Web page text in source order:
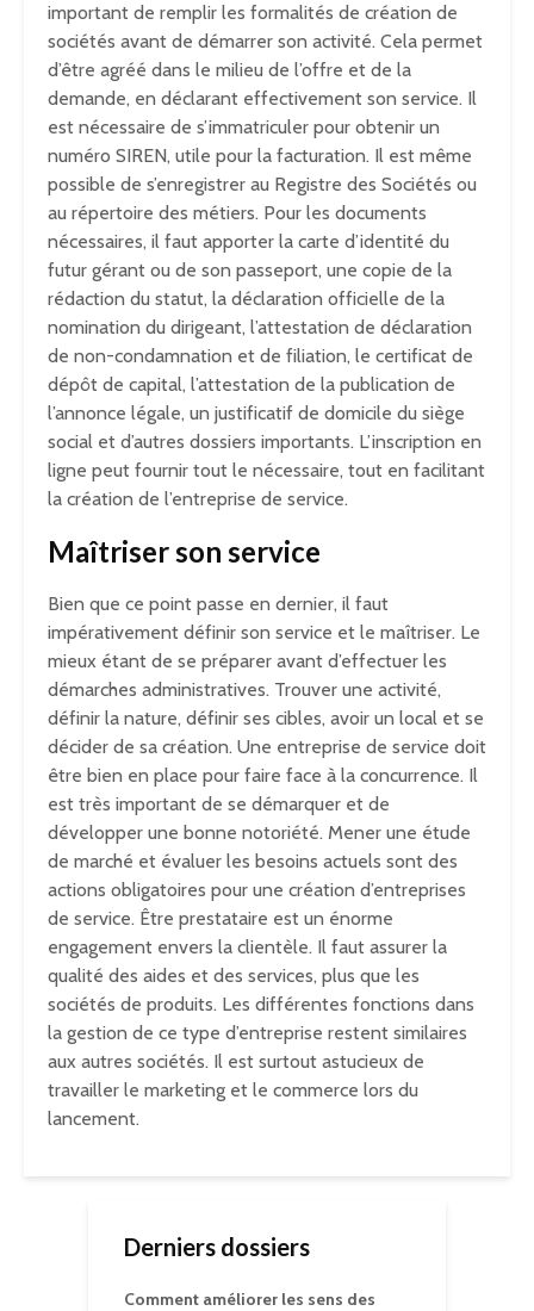
important de remplir les formalités de création de
sociétés avant de démarrer son activité. Cela permet
d’être agréé dans le milieu de l’offre et de la
demande, en déclarant effectivement son service. Il
est nécessaire de s’immatriculer pour obtenir un
numéro SIREN, utile pour la facturation. Il est même
possible de s’enregistrer au Registre des Sociétés ou
au répertoire des métiers. Pour les documents
nécessaires, il faut apporter la carte d’identité du
futur gérant ou de son passeport, une copie de la
rédaction du statut, la déclaration officielle de la
nomination du dirigeant, l’attestation de déclaration
de non-condamnation et de filiation, le certificat de
dépôt de capital, l’attestation de la publication de
l’annonce légale, un justificatif de domicile du siège
social et d’autres dossiers importants. L’inscription en
ligne peut fournir tout le nécessaire, tout en facilitant
la création de l’entreprise de service.
Maîtriser son service
Bien que ce point passe en dernier, il faut
impérativement définir son service et le maîtriser. Le
mieux étant de se préparer avant d’effectuer les
démarches administratives. Trouver une activité,
définir la nature, définir ses cibles, avoir un local et se
décider de sa création. Une entreprise de service doit
être bien en place pour faire face à la concurrence. Il
est très important de se démarquer et de
développer une bonne notoriété. Mener une étude
de marché et évaluer les besoins actuels sont des
actions obligatoires pour une création d’entreprises
de service. Être prestataire est un énorme
engagement envers la clientèle. Il faut assurer la
qualité des aides et des services, plus que les
sociétés de produits. Les différentes fonctions dans
la gestion de ce type d’entreprise restent similaires
aux autres sociétés. Il est surtout astucieux de
travailler le marketing et le commerce lors du
lancement.
Derniers dossiers
Comment améliorer les sens des